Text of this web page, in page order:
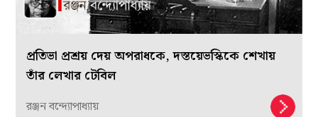
প্রতিভা প্রশ্রয় দেয় অপরাধকে, দস্তয়েভস্কিকে শেখায়
তাঁর লেখার টেবিল
রঞ্জন বন্দ্যোপাধ্যায়